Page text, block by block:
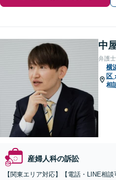
中
弁護
横
区
相
産婦人科の訴訟
【関東エリア対応】【電話・LINE相